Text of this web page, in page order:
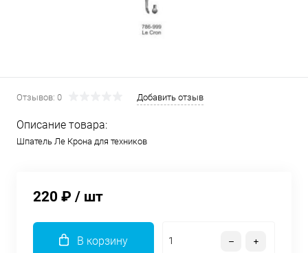
Отзывов: 0 Добавить отзыв
Описание товара:
Шпатель Ле Крона для техников
220 ₽ / шт
В корзину